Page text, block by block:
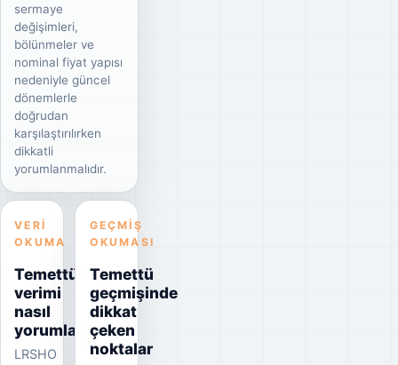
sermaye
değişimleri,
bölünmeler ve
nominal fiyat yapısı
nedeniyle güncel
dönemlerle
doğrudan
karşılaştırılırken
dikkatli
yorumlanmalıdır.
VERI
OKUMA
Temettü
verimi
nasıl
yorumlanmalı?
LRSHO
GEÇMIŞ
OKUMASI
Temettü
geçmişinde
dikkat
çeken
noktalar